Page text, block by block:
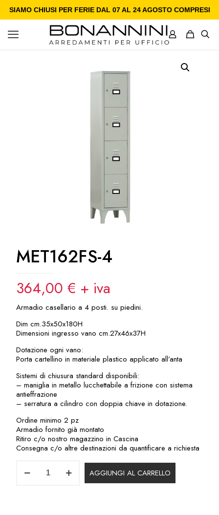
SIAMO CHIUSI PER FERIE DAL 07 AL 24 AGOSTO COMPRESI
MET162FS-4
364,00 € + iva
Armadio casellario a 4 posti. su piedini.
Dim cm.35x50x180H
Dimensioni ingresso vano cm.27x46x37H
Dotazione ogni vano:
Porta cartellino in materiale plastico applicato all’anta
Sistemi di chiusura standard disponibili:
– maniglia in metallo lucchettabile a frizione con sistema
antieffrazione
– serratura a cilindro con doppia chiave in dotazione.
Ordine minimo 2 pz
Armadio fornito già montato
Ritiro c/o nostro magazzino in Cascina
Consegna c/o altre destinazioni da quantificare a richiesta
AGGIUNGI AL CARRELLO